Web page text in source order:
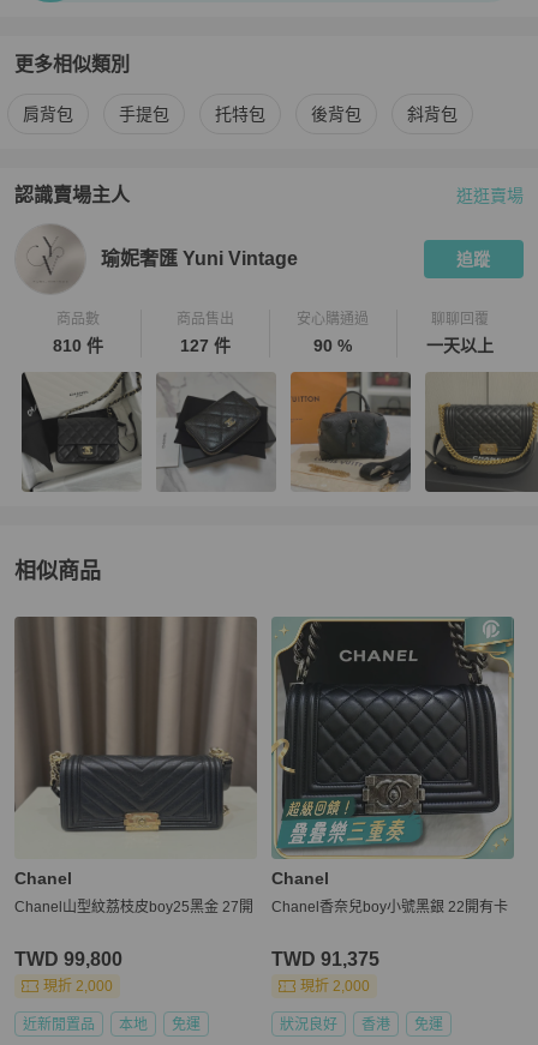
更多相似類別
更多Chanel 女包相似商品推薦
肩背包 手提包 托特包 後背包 斜背包
認識賣場主人
PopChill 拍拍圈嚴選賣家
逛逛賣場
瑜妮奢匯 Yuni Vintage 追蹤
商品數
810 件
商品售出
127 件
安心購通過
90 %
聊聊回覆
一天以上
相似商品
更多相似Chanel女包推薦精品
Chanel
Chanel山型紋荔枝皮boy25黑金 27開
TWD 99,800
現折 2,000
近新閒置品 本地 免運
Chanel
Chanel香奈兒boy小號黑銀 22開有卡
TWD 91,375
現折 2,000
狀況良好 香港 免運